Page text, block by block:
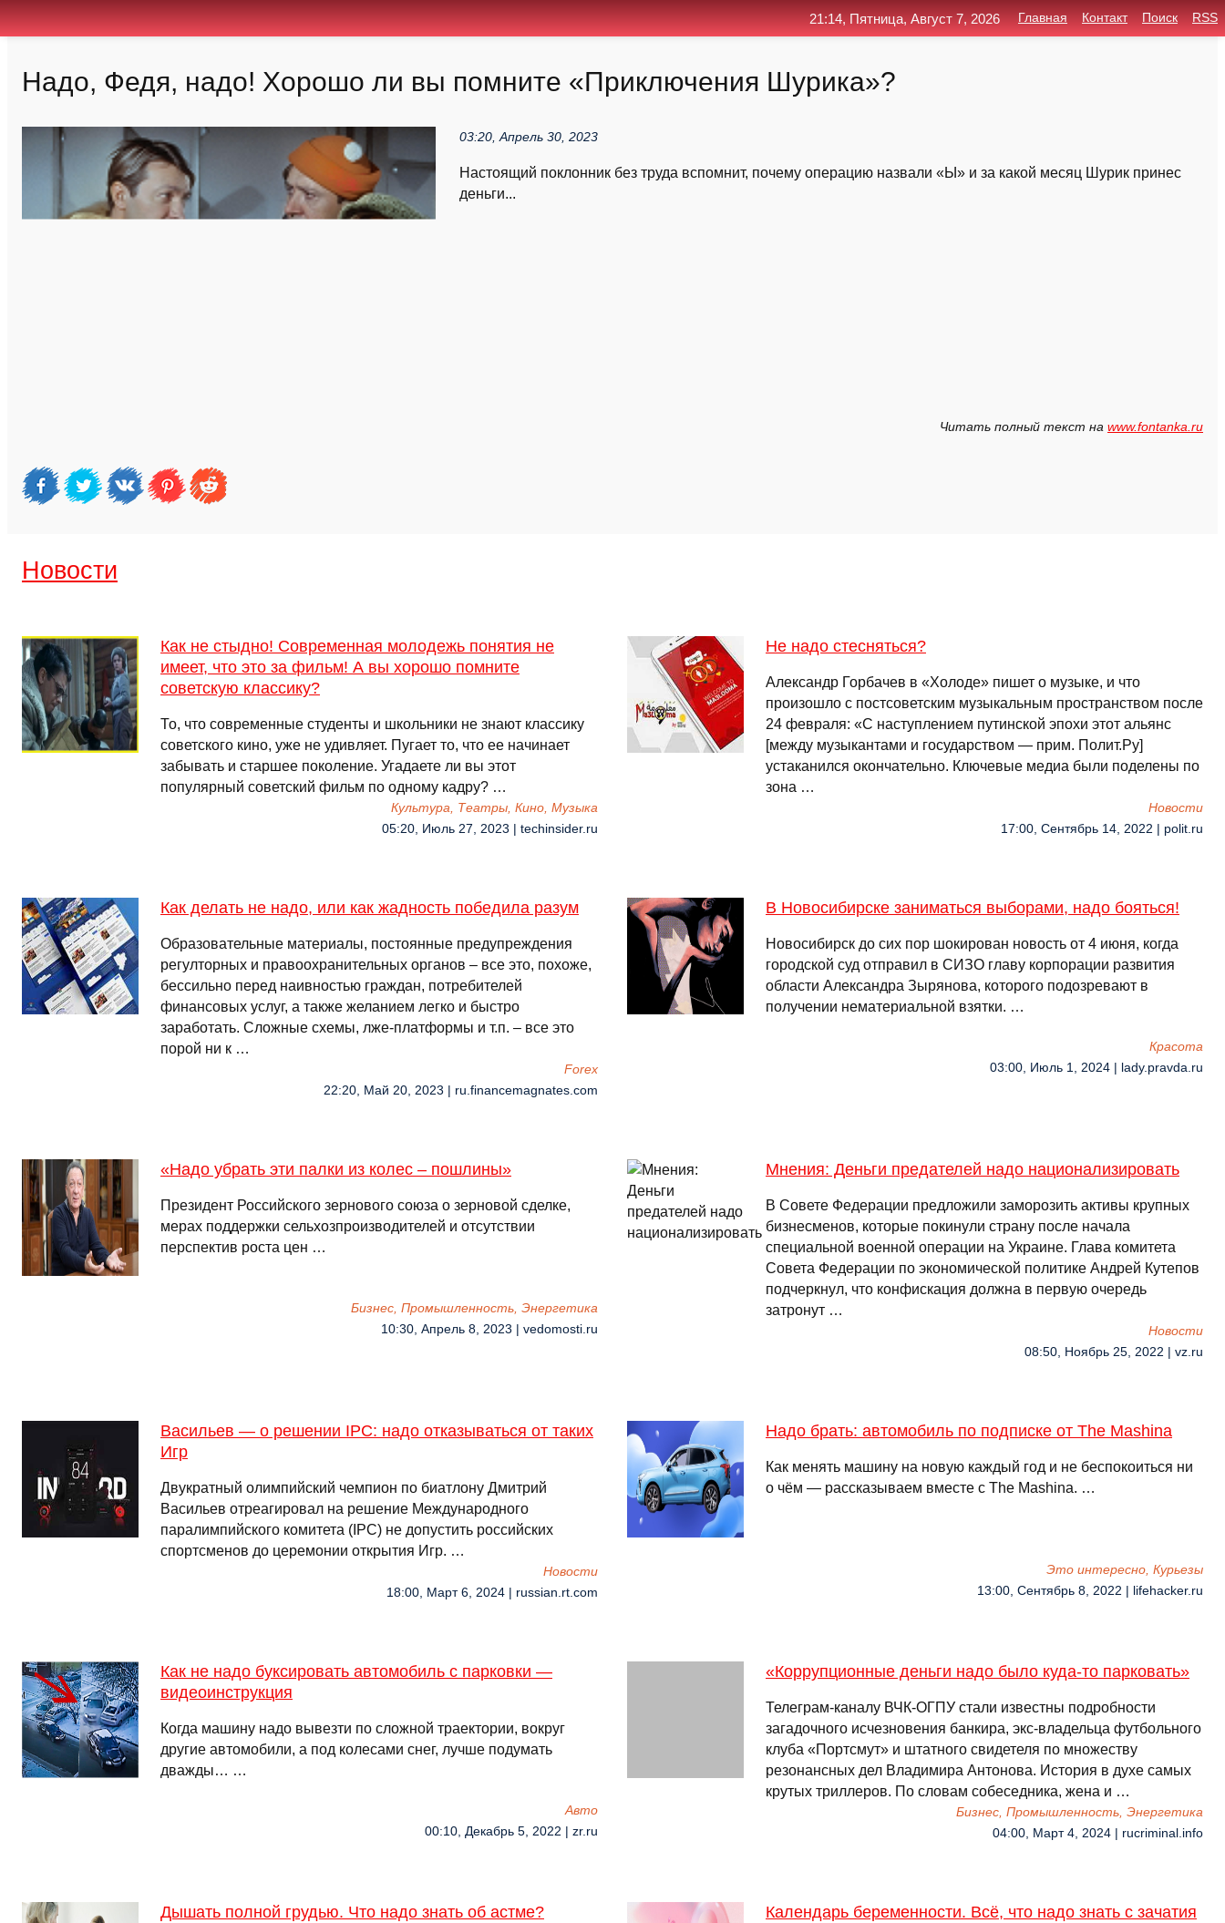
Надо, Федя, надо! Хорошо ли вы помните «Приключения Шурика»?
03:20, Апрель 30, 2023
Настоящий поклонник без труда вспомнит, почему операцию назвали «Ы» и за какой месяц Шурик принес
деньги...
Читать полный текст на www.fontanka.ru
Новости
Как не стыдно! Современная молодежь понятия не
имеет, что это за фильм! А вы хорошо помните
советскую классику?
То, что современные студенты и школьники не знают классику
советского кино, уже не удивляет. Пугает то, что ее начинает
забывать и старшее поколение. Угадаете ли вы этот
популярный советский фильм по одному кадру? …
Культура, Театры, Кино, Музыка
05:20, Июль 27, 2023 | techinsider.ru
Не надо стесняться?
Александр Горбачев в «Холоде» пишет о музыке, и что
произошло с постсоветским музыкальным пространством после
24 февраля: «С наступлением путинской эпохи этот альянс
[между музыкантами и государством — прим. Полит.Ру]
устаканился окончательно. Ключевые медиа были поделены по
зона …
Новости
17:00, Сентябрь 14, 2022 | polit.ru
Как делать не надо, или как жадность победила разум
Образовательные материалы, постоянные предупреждения
регулторных и правоохранительных органов – все это, похоже,
бессильно перед наивностью граждан, потребителей
финансовых услуг, а также желанием легко и быстро
заработать. Сложные схемы, лже-платформы и т.п. – все это
порой ни к …
Forex
22:20, Май 20, 2023 | ru.financemagnates.com
В Новосибирске заниматься выборами, надо бояться!
Новосибирск до сих пор шокирован новость от 4 июня, когда
городской суд отправил в СИЗО главу корпорации развития
области Александра Зырянова, которого подозревают в
получении нематериальной взятки. …
Красота
03:00, Июль 1, 2024 | lady.pravda.ru
«Надо убрать эти палки из колес – пошлины»
Президент Российского зернового союза о зерновой сделке,
мерах поддержки сельхозпроизводителей и отсутствии
перспектив роста цен …
Бизнес, Промышленность, Энергетика
10:30, Апрель 8, 2023 | vedomosti.ru
Мнения: Деньги предателей надо национализировать
В Совете Федерации предложили заморозить активы крупных
бизнесменов, которые покинули страну после начала
специальной военной операции на Украине. Глава комитета
Совета Федерации по экономической политике Андрей Кутепов
подчеркнул, что конфискация должна в первую очередь
затронут …
Новости
08:50, Ноябрь 25, 2022 | vz.ru
Васильев — о решении IPC: надо отказываться от таких
Игр
Двукратный олимпийский чемпион по биатлону Дмитрий
Васильев отреагировал на решение Международного
паралимпийского комитета (IPC) не допустить российских
спортсменов до церемонии открытия Игр. …
Новости
18:00, Март 6, 2024 | russian.rt.com
Надо брать: автомобиль по подписке от The Mashina
Как менять машину на новую каждый год и не беспокоиться ни
о чём — рассказываем вместе с The Mashina. …
Это интересно, Курьезы
13:00, Сентябрь 8, 2022 | lifehacker.ru
Как не надо буксировать автомобиль с парковки —
видеоинструкция
Когда машину надо вывезти по сложной траектории, вокруг
другие автомобили, а под колесами снег, лучше подумать
дважды… …
Авто
00:10, Декабрь 5, 2022 | zr.ru
«Коррупционные деньги надо было куда-то парковать»
Телеграм-каналу ВЧК-ОГПУ стали известны подробности
загадочного исчезновения банкира, экс-владельца футбольного
клуба «Портсмут» и штатного свидетеля по множеству
резонансных дел Владимира Антонова. История в духе самых
крутых триллеров. По словам собеседника, жена и …
Бизнес, Промышленность, Энергетика
04:00, Март 4, 2024 | rucriminal.info
Дышать полной грудью. Что надо знать об астме?
Календарь беременности. Всё, что надо знать с зачатия
21:14, Пятница, Август 7, 2026 Главная Контакт Поиск RSS